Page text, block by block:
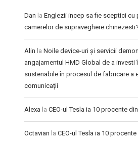
Dan la Englezii incep sa fie sceptici cu
camerelor de supraveghere chinezesti?
Alin la Noile device-uri și servicii
angajamentul HMD Global de a investi
sustenabile în procesul de fabricare a
comunicații
Alexa la CEO-ul Tesla ia 10 procente
Octavian la CEO-ul Tesla ia 10